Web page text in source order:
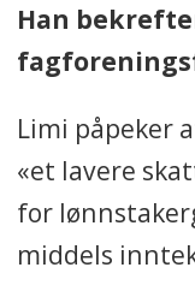
Han
Limi påpeker
«et lavere
for
middels